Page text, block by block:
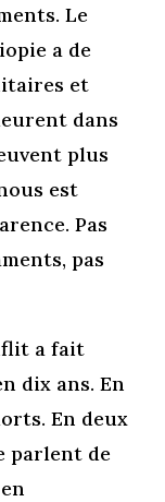
Le
a de
et
dans
plus
est
Pas
pas
a fait
dix ans. En
En deux
parlent de